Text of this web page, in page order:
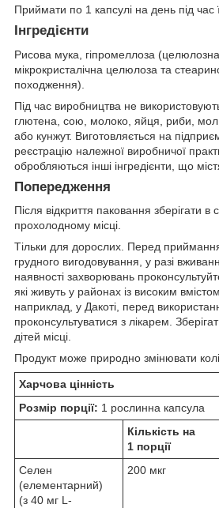
Приймати по 1 капсулі на день під час
Інгредієнти
Рисова мука, гіпромеллоза (целюлозна
мікрокристалічна целюлоза та
походження).
Під час виробництва не
глютена, сою, молоко, яйця, риби,
або кунжут. Виготовляється на
реєстрацію належної виробничої
обробляються інші інгредієнти, що
Попередження
Після відкриття паковання зберігати в
прохолодному місці.
Тільки для дорослих. Перед
грудного вигодовування, у разі
наявності захворювань
які живуть у районах із високим
наприклад, у Дакоті, перед
проконсультуватися з лікарем.
дітей місці.
Продукт може природно змінювати
Харчова цінність
Розмір порції: 1 рослинна капсула
Кількість на
1 порції
Селен
(елементарний)
(з 40 мг L-
200 мкг